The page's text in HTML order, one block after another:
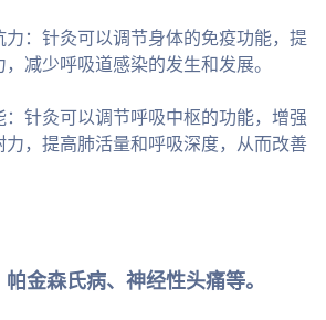
：针灸可以调节身体的免疫功能，提
减少呼吸道感染的发生和发展。
针灸可以调节呼吸中枢的功能，增强
，提高肺活量和呼吸深度，从而改善
金森氏病、神经性头痛等。